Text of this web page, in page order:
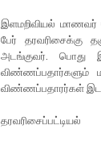
இளமறிவியல்
பேர் தரவரிசைக்கு
அடங்குவர். பொது
விண்ணப்பதார்களும்
விண்ணப்பதாரர்கள்
தரவரிசைப்பட்டியல்